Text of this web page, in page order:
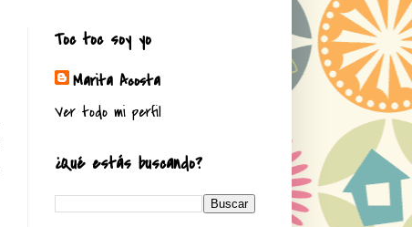
Toc toc soy yo
Marita Acosta
Ver todo mi perfil
¿Qué estás buscando?